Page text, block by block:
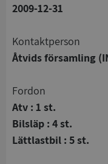
2009-12-31
Kontaktperson
Åtvids församling
Fordon
Atv : 1 st.
Bilsläp : 4 st.
Lättlastbil : 5 st.